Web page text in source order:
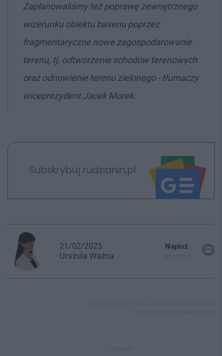
Zaplanowaliśmy też poprawę zewnętrznego
wizerunku obiektu basenu poprzez
fragmentaryczne nowe zagospodarowanie
terenu, tj. odtworzenie schodów terenowych
oraz odnowienie terenu zielonego - tłumaczy
wiceprezydent Jacek Morek.
Subskrybuj rudzianin.pl
21/02/2025
Urszula Ważna
Napisz